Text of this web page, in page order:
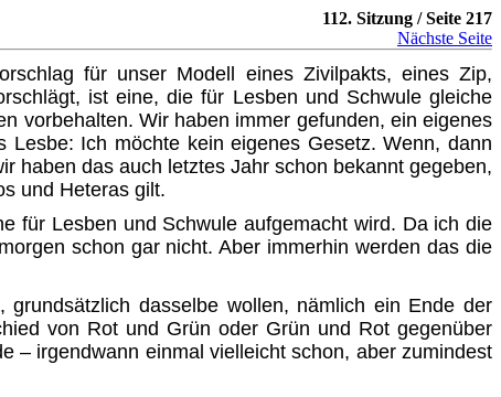
112. Sitzung / Seite 217
Nächste Seite
für unser Modell eines Zivilpakts, eines Zip,
ist eine, die für Lesben und Schwule gleiche
vorbehalten. Wir haben immer gefunden, ein eigenes
Ich möchte kein eigenes Gesetz. Wenn, dann
haben das auch letztes Jahr schon bekannt gegeben,
und Heteras gilt.
für Lesben und Schwule aufgemacht wird. Da ich die
schon gar nicht. Aber immerhin werden das die
dasselbe wollen, nämlich ein Ende der
von Rot und Grün oder Grün und Rot gegenüber
– irgendwann einmal vielleicht schon, aber zumindest